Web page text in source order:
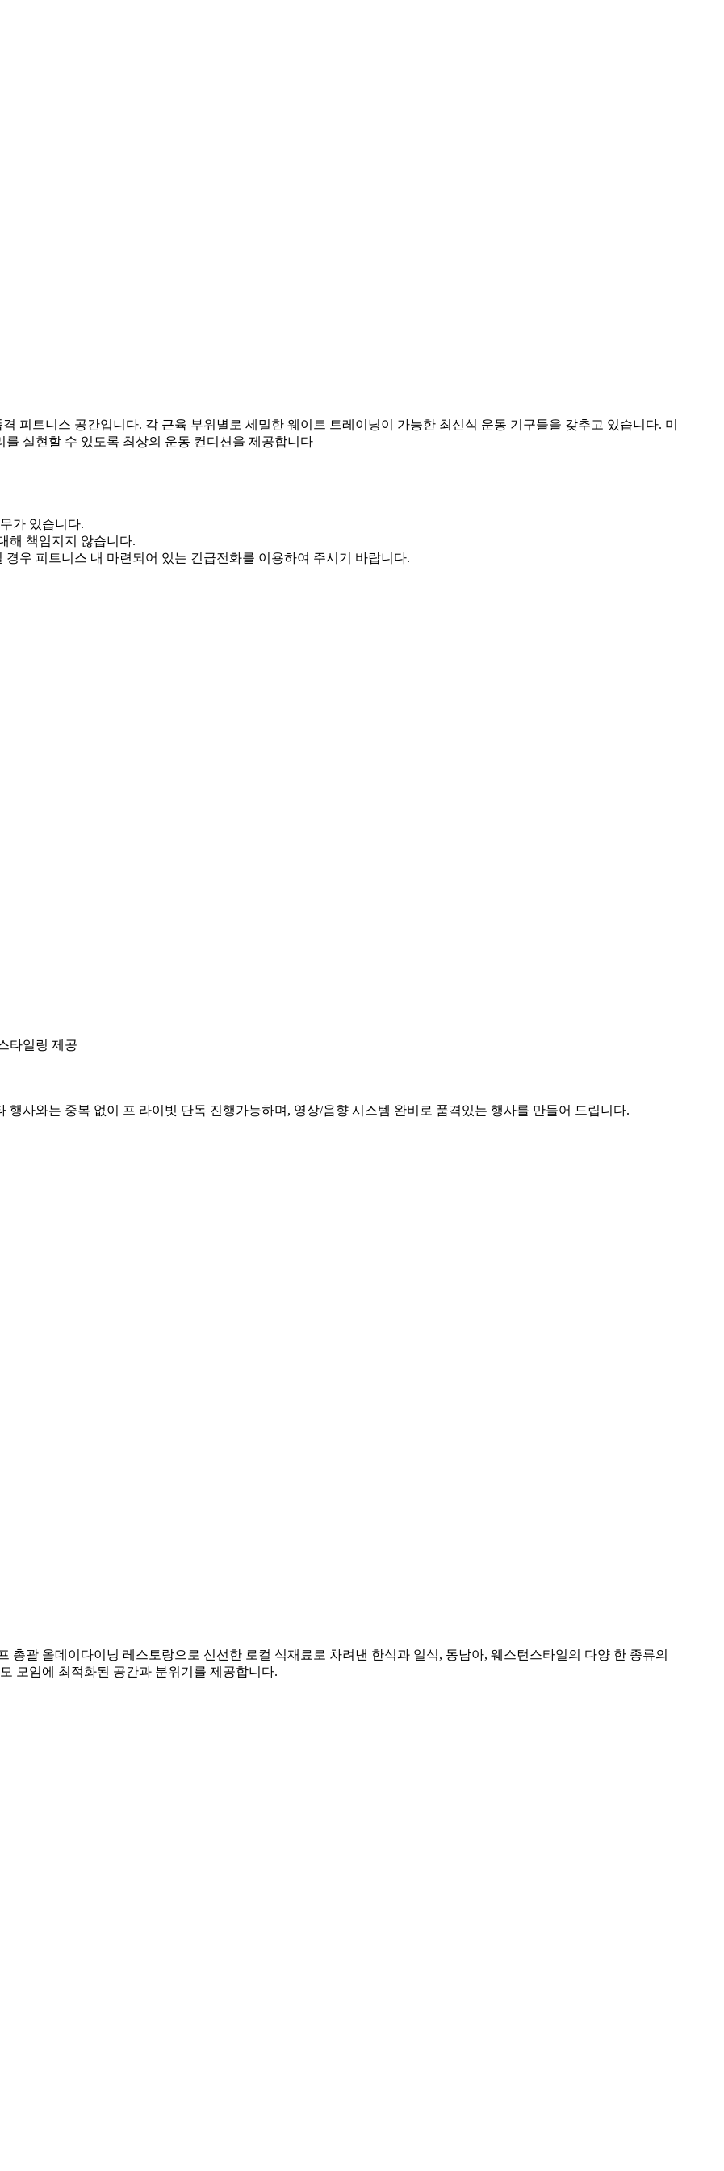
피트니스 공간입니다. 각 근육 부위별로 세밀한 웨이트 트레이닝이 가능한 최신식 운동 기구들을 갖추고 있습니다. 미
실현할 수 있도록 최상의 운동 컨디션을 제공합니다
가 있습니다.
해 책임지지 않습니다.
우 피트니스 내 마련되어 있는 긴급전화를 이용하여 주시기 바랍니다.
타일링 제공
사와는 중복 없이 프 라이빗 단독 진행가능하며, 영상/음향 시스템 완비로 품격있는 행사를 만들어 드립니다.
총괄 올데이다이닝 레스토랑으로 신선한 로컬 식재료로 차려낸 한식과 일식, 동남아, 웨스턴스타일의 다양 한 종류의
모임에 최적화된 공간과 분위기를 제공합니다.